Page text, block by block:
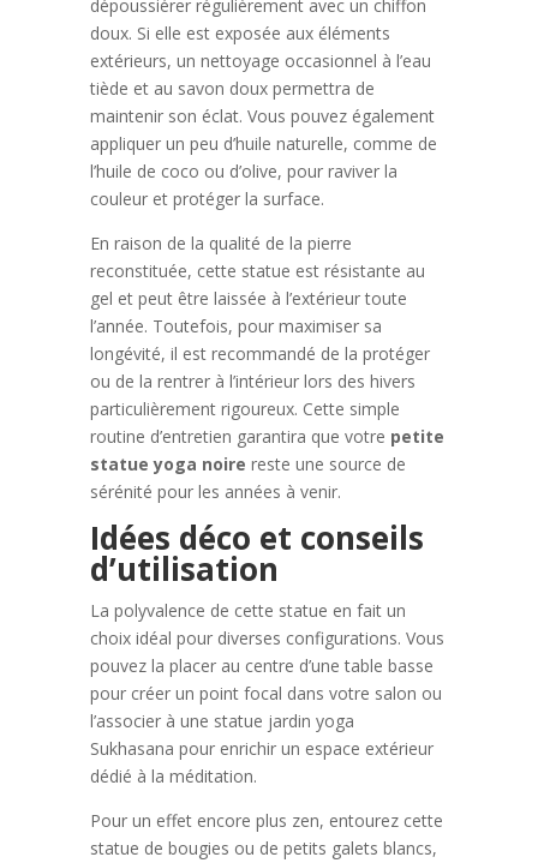
dépoussiérer régulièrement avec un chiffon
doux. Si elle est exposée aux éléments
extérieurs, un nettoyage occasionnel à l’eau
tiède et au savon doux permettra de
maintenir son éclat. Vous pouvez également
appliquer un peu d’huile naturelle, comme de
l’huile de coco ou d’olive, pour raviver la
couleur et protéger la surface.
En raison de la qualité de la pierre
reconstituée, cette statue est résistante au
gel et peut être laissée à l’extérieur toute
l’année. Toutefois, pour maximiser sa
longévité, il est recommandé de la protéger
ou de la rentrer à l’intérieur lors des hivers
particulièrement rigoureux. Cette simple
routine d’entretien garantira que votre petite
statue yoga noire reste une source de
sérénité pour les années à venir.
Idées déco et conseils
d’utilisation
La polyvalence de cette statue en fait un
choix idéal pour diverses configurations. Vous
pouvez la placer au centre d’une table basse
pour créer un point focal dans votre salon ou
l’associer à une statue jardin yoga
Sukhasana pour enrichir un espace extérieur
dédié à la méditation.
Pour un effet encore plus zen, entourez cette
statue de bougies ou de petits galets blancs,